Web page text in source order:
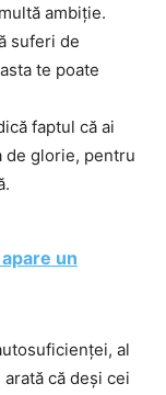
ambiție.
suferi de
te poate
faptul că ai
de glorie, pentru
un
al
că deși cei